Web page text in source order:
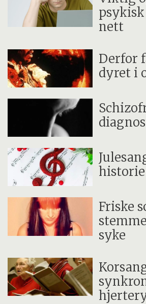
nett
Derfor
dyret i
historie
Friske
syke